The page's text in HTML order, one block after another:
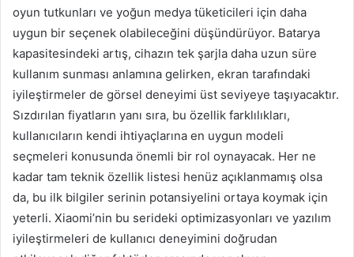
oyun tutkunları ve yoğun medya tüketicileri için daha
uygun bir seçenek olabileceğini düşündürüyor. Batarya
kapasitesindeki artış, cihazın tek şarjla daha uzun süre
kullanım sunması anlamına gelirken, ekran tarafındaki
iyileştirmeler de görsel deneyimi üst seviyeye taşıyacaktır.
Sızdırılan fiyatların yanı sıra, bu özellik farklılıkları,
kullanıcıların kendi ihtiyaçlarına en uygun modeli
seçmeleri konusunda önemli bir rol oynayacak. Her ne
kadar tam teknik özellik listesi henüz açıklanmamış olsa
da, bu ilk bilgiler serinin potansiyelini ortaya koymak için
yeterli. Xiaomi’nin bu serideki optimizasyonları ve yazılım
iyileştirmeleri de kullanıcı deneyimini doğrudan